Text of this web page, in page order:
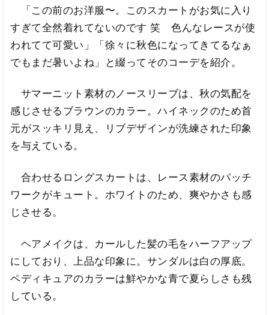
「この前のお洋服〜。このスカートがお気に入り
すぎて全然着れてないのです 笑 色んなレースが使
われてて可愛い」「徐々に秋色になってきてるなぁ
でもまだ暑いよね」と綴ってそのコーデを紹介。
サマーニット素材のノースリーブは、秋の気配を
感じさせるブラウンのカラー。ハイネックのため首
元がスッキリ見え、リブデザインが洗練された印象
を与えている。
合わせるロングスカートは、レース素材のパッチ
ワークがキュート。ホワイトのため、爽やかさも感
じさせる。
ヘアメイクは、カールした髪の毛をハーフアップ
にしており、上品な印象に。サンダルは白の厚底。
ペディキュアのカラーは鮮やかな青で夏らしさも残
している。